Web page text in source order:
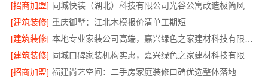
[招商加盟]
[建筑装修] 重庆御墅：江北木模报价清单工期短
[建筑装修]
[建筑装修]
[招商加盟] 福建尚艺空间：二手房家庭装修口碑优选整体落地